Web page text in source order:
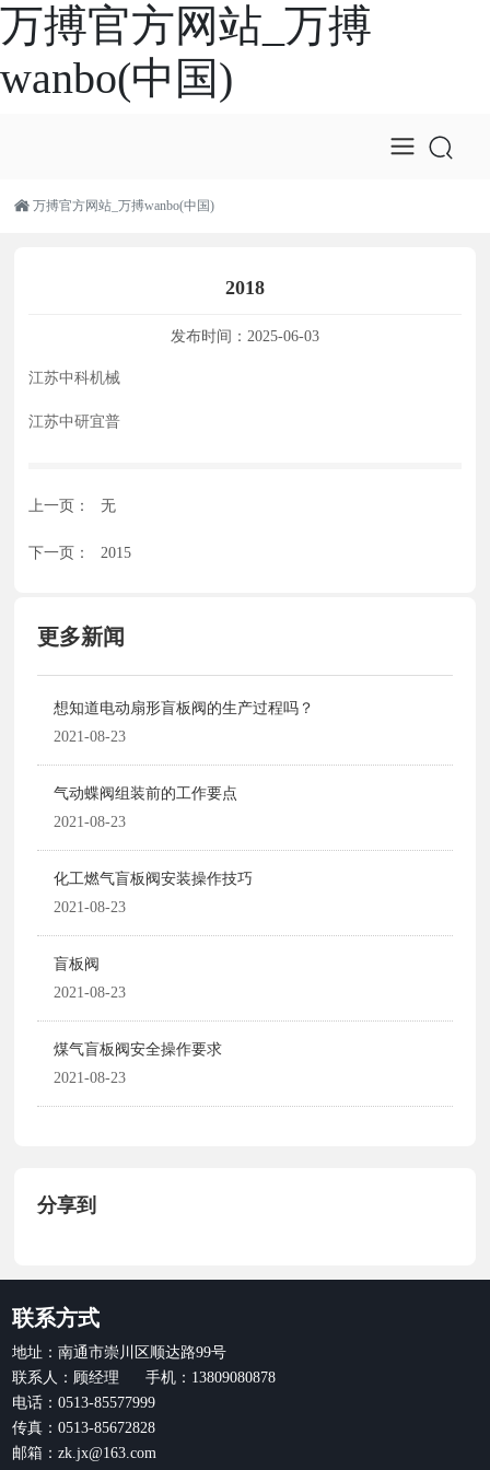
万搏官方网站_万搏
wanbo(中国)
万搏官方网站_万搏wanbo(中国)
2018
发布时间： 2025-06-03
江苏中科机械
江苏中研宜普
上一页： 无
下一页： 2015
更多新闻
想知道电动扇形盲板阀的生产过程吗？
2021-08-23
气动蝶阀组装前的工作要点
2021-08-23
化工燃气盲板阀安装操作技巧
2021-08-23
盲板阀
2021-08-23
煤气盲板阀安全操作要求
2021-08-23
分享到
联系方式
地址：南通市崇川区顺达路99号
联系人：顾经理 手机：13809080878
电话：0513-85577999
传真：0513-85672828
邮箱：zk.jx@163.com